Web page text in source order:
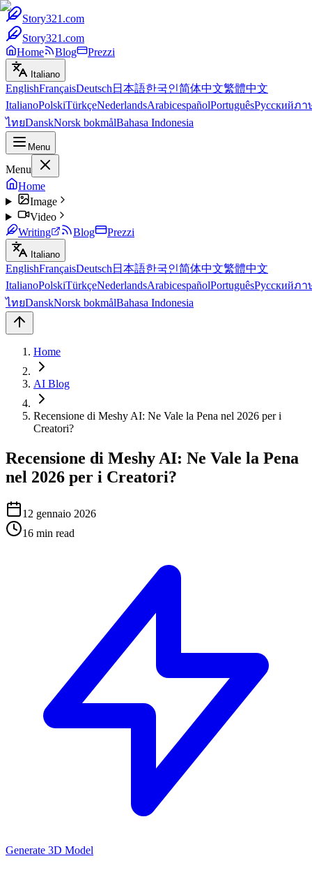
Story321.com
Story321.com
Home
Blog Prezzi
Italiano
EnglishFrançaisDeutsch 日本語한국인简体中文繁體中文
ItalianoPolskiTürkçeNederlandsArabicespañolPortuguêsРусскийภา
ไทยDanskNorsk bokmålBahasa Indonesia
Menu
Menu
Home
Image
Video
Writing
Blog Prezzi
Italiano
EnglishFrançaisDeutsch 日本語한국인简体中文繁體中文
ItalianoPolskiTürkçeNederlandsArabicespañolPortuguêsРусскийภา
ไทยDanskNorsk bokmålBahasa Indonesia
Home
AI Blog
Recensione di Meshy AI: Ne Vale la Pena nel 2026 per i
Creatori?
Recensione di Meshy AI: Ne Vale la Pena
nel 2026 per i Creatori?
12 gennaio 2026
16 min read
Generate 3D Model